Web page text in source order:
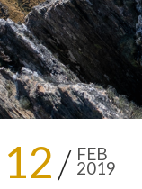
12 FEB
2019